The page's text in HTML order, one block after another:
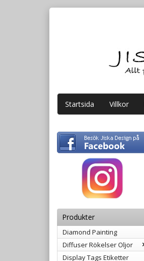
Startsida Villkor
Produkter
Diamond Painting
Diffuser Rökelser Oljor
Display Tags Etiketter